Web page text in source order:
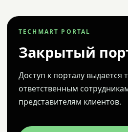
TECHMART PORTAL
Закрытый
Доступ к порталу выдается
ответственным
представителям клиентов.